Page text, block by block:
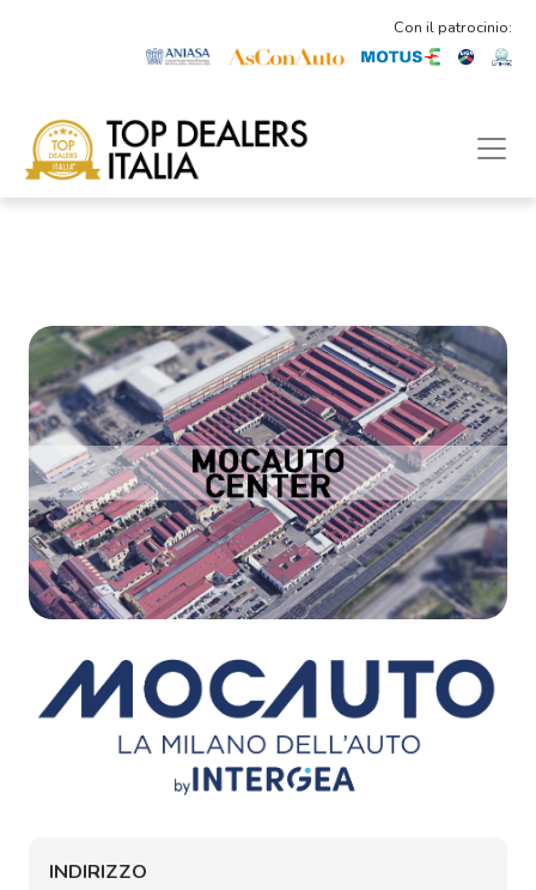
Con il patrocinio:
INDIRIZZO